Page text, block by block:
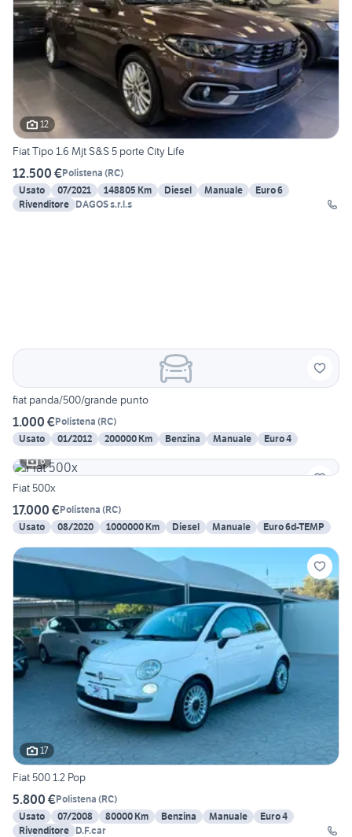
12
Fiat Tipo 1.6 Mjt S&S 5 porte City Life
12.500 €Polistena (RC)
Usato
07/2021 148805 Km Diesel Manuale
Euro 6
Rivenditore DAGOS s.r.l.s
fiat panda/500/grande punto
1.000 €Polistena (RC)
Usato
01/2012 200000 Km Benzina Manuale
Euro 4
6
Fiat 500x
17.000 €Polistena (RC)
Usato
08/2020 1000000 Km Diesel Manuale Euro 6d-TEMP
17
Fiat 500 1.2 Pop
5.800 €Polistena (RC)
Usato
07/2008 80000 Km Benzina Manuale
Euro 4
Rivenditore D.F.car